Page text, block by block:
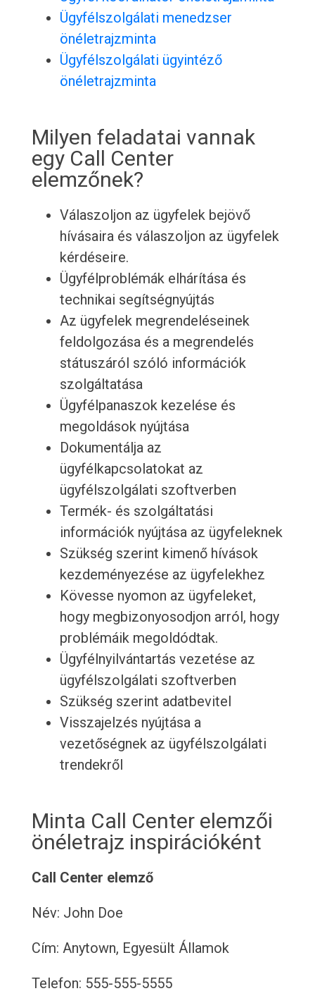
Ügyfélszolgálati menedzser
önéletrajzminta
Ügyfélszolgálati ügyintéző
önéletrajzminta
Milyen feladatai vannak
egy Call Center
elemzőnek?
Válaszoljon az ügyfelek bejövő
hívásaira és válaszoljon az ügyfelek
kérdéseire.
Ügyfélproblémák elhárítása és
technikai segítségnyújtás
Az ügyfelek megrendeléseinek
feldolgozása és a megrendelés
státuszáról szóló információk
szolgáltatása
Ügyfélpanaszok kezelése és
megoldások nyújtása
Dokumentálja az
ügyfélkapcsolatokat az
ügyfélszolgálati szoftverben
Termék- és szolgáltatási
információk nyújtása az ügyfeleknek
Szükség szerint kimenő hívások
kezdeményezése az ügyfelekhez
Kövesse nyomon az ügyfeleket,
hogy megbizonyosodjon arról, hogy
problémáik megoldódtak.
Ügyfélnyilvántartás vezetése az
ügyfélszolgálati szoftverben
Szükség szerint adatbevitel
Visszajelzés nyújtása a
vezetőségnek az ügyfélszolgálati
trendekről
Minta Call Center elemzői
önéletrajz inspirációként
Call Center elemző
Név: John Doe
Cím: Anytown, Egyesült Államok
Telefon: 555-555-5555